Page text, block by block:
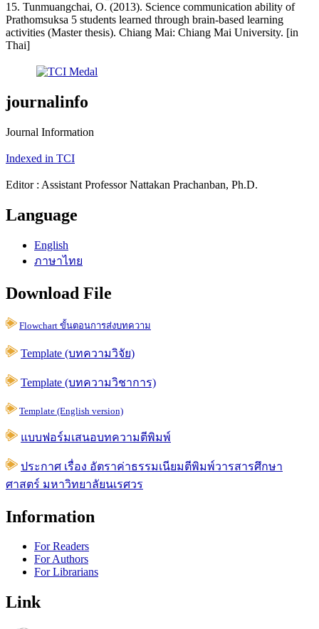
15. Tunmuangchai, O. (2013). Science communication ability of
Prathomsuksa 5 students learned through brain-based learning
activities (Master thesis). Chiang Mai: Chiang Mai University. [in
Thai]
journalinfo
Journal Information
Indexed in TCI
Editor : Assistant Professor Nattakan Prachanban, Ph.D.
Language
English
ภาษาไทย
Download File
Flowchart ขั้นตอนการส่งบทความ
Template (บทความวิจัย)
Template (บทความวิชาการ)
Template (English version)
แบบฟอร์มเสนอบทความตีพิมพ์
ประกาศ เรื่อง อัตราค่าธรรมเนียมตีพิมพ์วารสารศึกษา
ศาสตร์ มหาวิทยาลัยนเรศวร
Information
For Readers
For Authors
For Librarians
Link